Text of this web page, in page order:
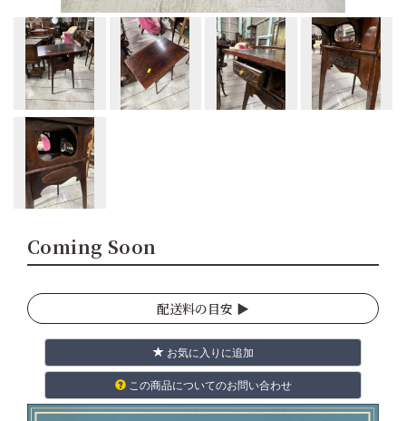
Coming Soon
配送料の目安 ▶︎
お気に入りに追加
この商品についてのお問い合わせ